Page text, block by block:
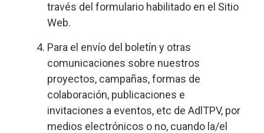
través del formulario habilitado en el Sitio
Web.
Para el envío del boletín y otras
comunicaciones sobre nuestros
proyectos, campañas, formas de
colaboración, publicaciones e
invitaciones a eventos, etc de AdlTPV, por
medios electrónicos o no, cuando la/el